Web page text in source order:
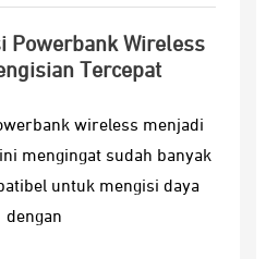
Powerbank Wireless
Tercepat
wireless menjadi
mengingat sudah banyak
untuk mengisi daya
dengan